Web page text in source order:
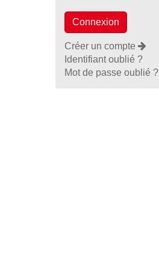
Créer un compte
Identifiant oublié ?
Mot de passe oublié ?